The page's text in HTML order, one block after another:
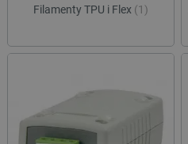
Filamenty TPU i Flex (1)